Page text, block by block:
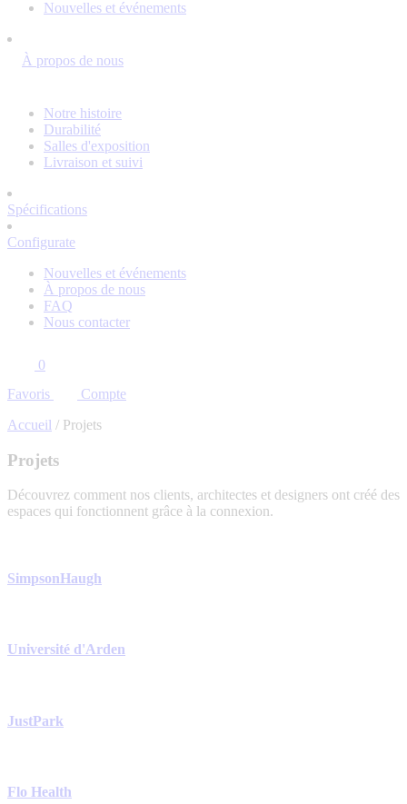
Nouvelles et événements
À propos de nous
Notre histoire
Durabilité
Salles d'exposition
Livraison et suivi
Spécifications
Configurate
Nouvelles et événements
À propos de nous
FAQ
Nous contacter
0
Favoris
Compte
Accueil / Projets
Projets
Découvrez comment nos clients, architectes et designers ont créé des
espaces qui fonctionnent grâce à la connexion.
SimpsonHaugh
Université d'Arden
JustPark
Flo Health